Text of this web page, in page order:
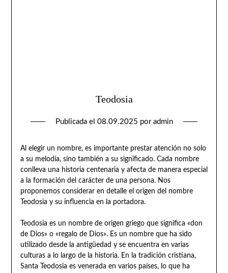
Teodosia
Publicada el 08.09.2025 por admin
Al elegir un nombre, es importante prestar atención no solo
a su melodía, sino también a su significado. Cada nombre
conlleva una historia centenaria y afecta de manera especial
a la formación del carácter de una persona. Nos
proponemos considerar en detalle el origen del nombre
Teodosia y su influencia en la portadora.
Teodosia es un nombre de origen griego que significa «don
de Dios» o «regalo de Dios». Es un nombre que ha sido
utilizado desde la antigüedad y se encuentra en varias
culturas a lo largo de la historia. En la tradición cristiana,
Santa Teodosia es venerada en varios países, lo que ha